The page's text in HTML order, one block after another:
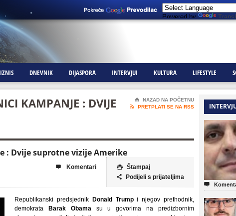
Powered by
DNEVNIK DIJASPORA INTERVJUI KULTURA LIFESTYLE
KAMPANJE : DVIJE
⌂
NAZAD NA POČETNU

PRETPLATI SE NA RSS
: Dvije suprotne vizije Amerike
 Štampaj
 Podijeli s prijateljima
 Komentari
Republikanski predsjednik Donald Trumpi njegov prethodnik,
demokrata
Barak Obama su u govorima na predizbornim
